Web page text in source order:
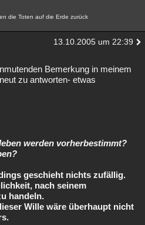
die Toten auf die Erde zurück
13.10.2005 um 22:39
Bemerkung in meinem
zu antworten- etwas
werden vorherbestimmt?
geschieht nichts zufällig.
nach seinem
handeln.
Wille wäre überhaupt nicht